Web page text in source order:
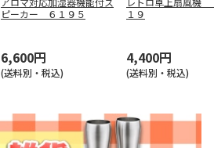
ピーカー ６１９５
6,600円
(送料別・税込)
１９
4,400円
(送料別・税込)